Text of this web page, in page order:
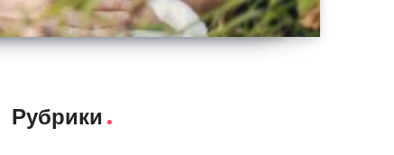
Рубрики